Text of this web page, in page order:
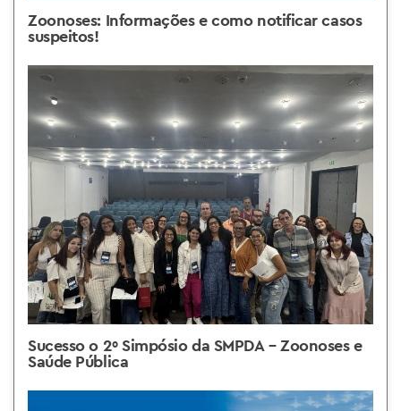
Zoonoses: Informações e como notificar casos
suspeitos!
Sucesso o 2º Simpósio da SMPDA – Zoonoses e
Saúde Pública